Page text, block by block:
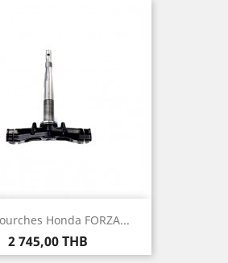
Honda FORZA...
Prix
2 745,00 THB